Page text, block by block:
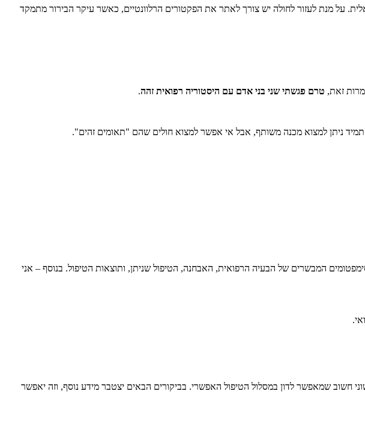
על מנת לעזור לחולה יש צורך לאתר את הפקטורים הרלוונטיים, כאשר עיקר הבירור מתמקד
טרם פגשתי שני בני אדם עם היסטוריה רפואית זהה.
ניתן למצוא מכנה משותף, אבל אי אפשר למצוא חולים שהם "תאומים זהים".
המבשרים של הבעיה הרפואית, האבחנה, הטיפול שניתן, ותוצאות הטיפול. בנוסף – אני
חשוב שמאפשר לדון במסלול הטיפול האפשרי. בביקורים הבאים יצטבר מידע נוסף, וזה יאפשר